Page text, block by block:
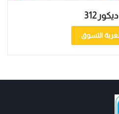
312
التسوق